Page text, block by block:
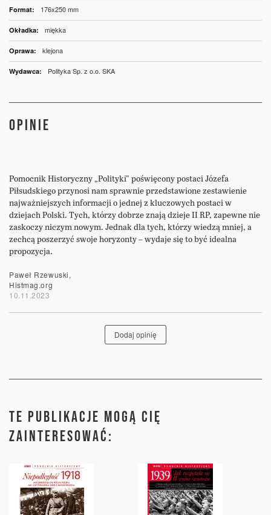
176x250 mm
miękka
klejona
Polityka Sp. z o.o. SKA
OPINIE
Pomocnik Historyczny „Polityki” poświęcony postaci Józefa
Piłsudskiego przynosi nam sprawnie przedstawione zestawienie
najważniejszych informacji o jednej z kluczowych postaci w
dziejach Polski. Tych, którzy dobrze znają dzieje II RP, zapewne nie
zaskoczy niczym nowym. Jednak dla tych, którzy wiedzą mniej, a
zechcą poszerzyć swoje horyzonty – wydaje się to być idealna
propozycja.
Paweł Rzewuski,
Histmag.org
10.11.2023
Dodaj opinię
TE PUBLIKACJE MOGĄ CIĘ
ZAINTERESOWAĆ: